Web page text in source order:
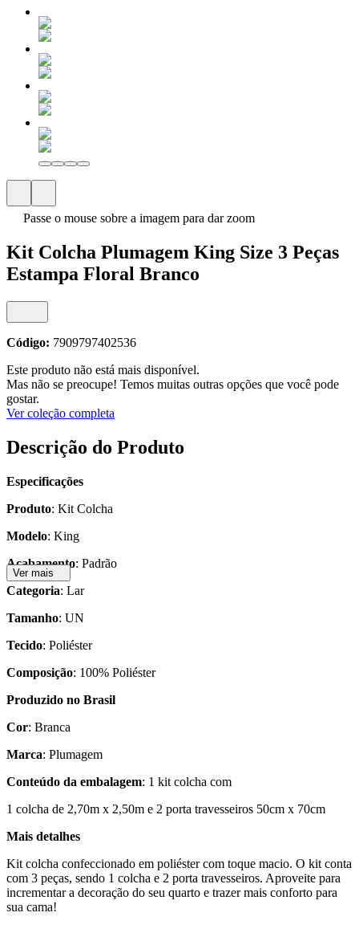
Passe o mouse sobre a imagem para dar zoom
Kit Colcha Plumagem King Size 3 Peças
Estampa Floral Branco
Código: 7909797402536
Este produto não está mais disponível.
Mas não se preocupe! Temos muitas outras opções que você pode
gostar.
Ver coleção completa
Descrição do Produto
Especificações
Produto: Kit Colcha
Modelo: King
Acabamento: Padrão
Categoria: Lar
Tamanho: UN
Tecido: Poliéster
Composição: 100% Poliéster
Produzido no Brasil
Cor: Branca
Marca: Plumagem
Conteúdo da embalagem: 1 kit colcha com
1 colcha de 2,70m x 2,50m e 2 porta travesseiros 50cm x 70cm
Mais detalhes
Kit colcha confeccionado em poliéster com toque macio. O kit conta
com 3 peças, sendo 1 colcha e 2 porta travesseiros. Aproveite para
incrementar a decoração do seu quarto e trazer mais conforto para
sua cama!
Ver mais